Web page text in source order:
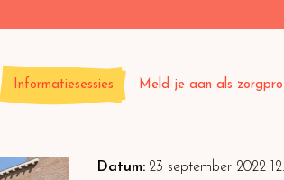
Informatiesessies Meld je aan als
Datum: 23 september 2022